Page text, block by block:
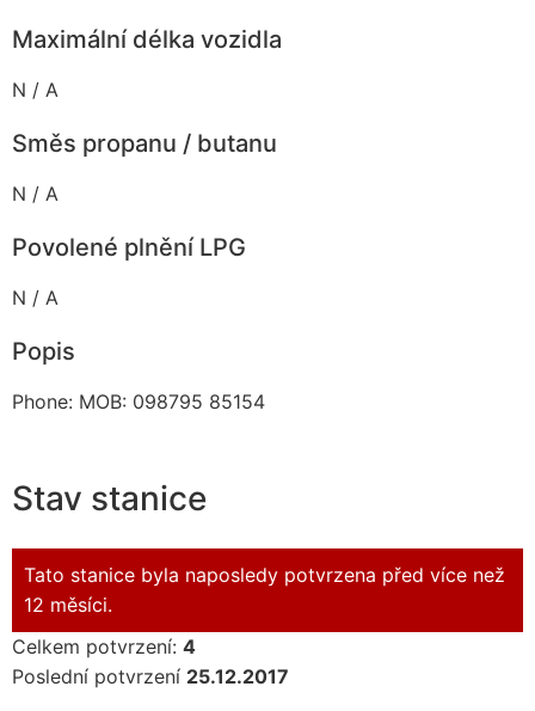
Maximální délka vozidla
N / A
Směs propanu / butanu
N / A
Povolené plnění LPG
N / A
Popis
Phone: MOB: 098795 85154
Stav stanice
Tato stanice byla naposledy potvrzena před více než
12 měsíci.
Celkem potvrzení: 4
Poslední potvrzení 25.12.2017